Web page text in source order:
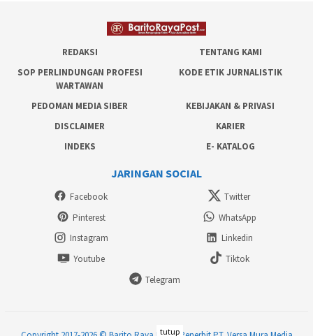
REDAKSI
TENTANG KAMI
SOP PERLINDUNGAN PROFESI
WARTAWAN
KODE ETIK JURNALISTIK
PEDOMAN MEDIA SIBER
KEBIJAKAN & PRIVASI
DISCLAIMER
KARIER
INDEKS
E- KATALOG
JARINGAN SOCIAL
Facebook
Twitter
Pinterest
WhatsApp
Instagram
Linkedin
Youtube
Tiktok
Telegram
tutup